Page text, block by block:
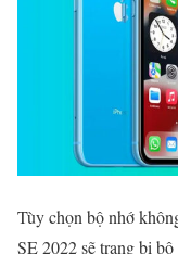
Tùy chọn bộ nhớ
SE 2022 sẽ trang bị